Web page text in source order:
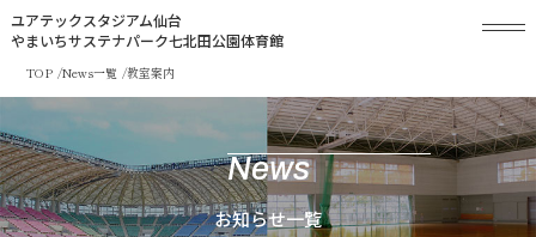
ユアテックスタジアム仙台
やまいちサステナパーク七北田公園体育館
TOP News一覧 教室案内
News
お知らせ一覧